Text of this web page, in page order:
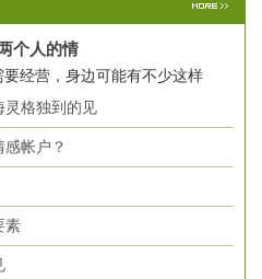
个人的情
经营，身边可能有不少这样
格独到的见
帐户？
素